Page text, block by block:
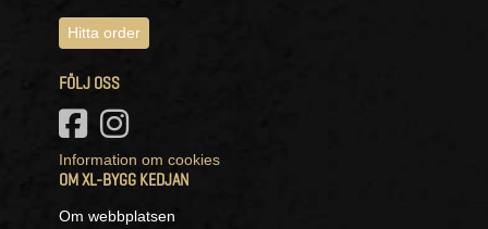
Hitta order
FÖLJ OSS
Information om cookies
OM XL-BYGG KEDJAN
Om webbplatsen